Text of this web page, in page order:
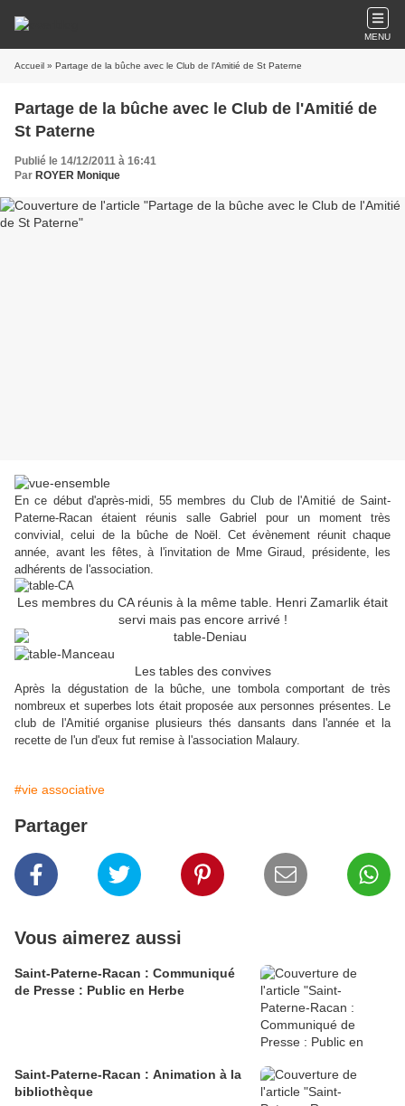
MENU
Accueil » Partage de la bûche avec le Club de l'Amitié de St Paterne
Partage de la bûche avec le Club de l'Amitié de
St Paterne
Publié le 14/12/2011 à 16:41
Par ROYER Monique
En ce début d'après-midi, 55 membres du Club de l'Amitié de Saint-
Paterne-Racan étaient réunis salle Gabriel pour un moment très
convivial, celui de la bûche de Noël. Cet évènement réunit chaque
année, avant les fêtes, à l'invitation de Mme Giraud, présidente, les
adhérents de l'association.
Les membres du CA réunis à la même table. Henri Zamarlik était
servi mais pas encore arrivé !
Les tables des convives
Après la dégustation de la bûche, une tombola comportant de très
nombreux et superbes lots était proposée aux personnes présentes. Le
club de l'Amitié organise plusieurs thés dansants dans l'année et la
recette de l'un d'eux fut remise à l'association Malaury.
#vie associative
Partager
Vous aimerez aussi
Saint-Paterne-Racan : Communiqué
de Presse : Public en Herbe
Saint-Paterne-Racan : Animation à la
bibliothèque